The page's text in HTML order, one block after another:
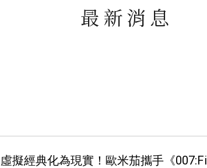
最新消息
虛擬經典化為現實！歐米茄攜手《